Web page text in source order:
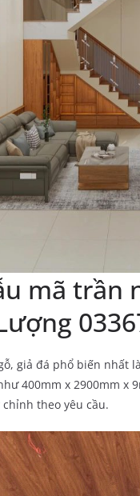
mã trần
giả đá phổ biến nhất
400mm x 2900mm x
theo yêu cầu.